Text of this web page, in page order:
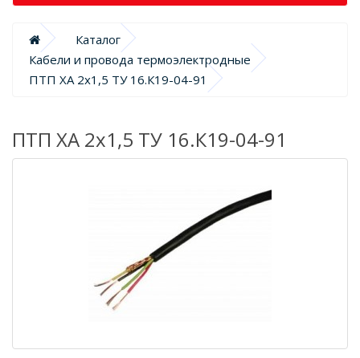
Каталог
Кабели и провода термоэлектродные
ПТП ХА 2х1,5 ТУ 16.К19-04-91
ПТП ХА 2х1,5 ТУ 16.К19-04-91